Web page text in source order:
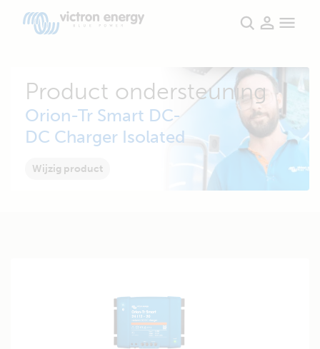
Product ondersteuning
Orion-Tr Smart DC-
DC Charger Isolated
Wijzig product